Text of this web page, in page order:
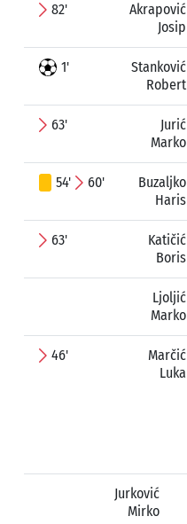
82'
Akrapović
Josip
1'
Stanković
Robert
63'
Jurić
Marko
54' 60'
Buzaljko
Haris
63'
Katičić
Boris
Ljoljić
Marko
46'
Marčić
Luka
Jurković
Mirko